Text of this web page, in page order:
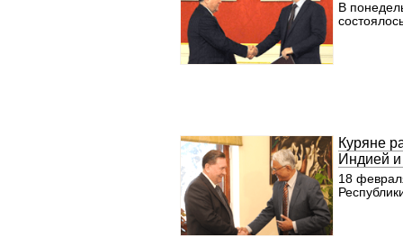
В
Куряне
Индией
18